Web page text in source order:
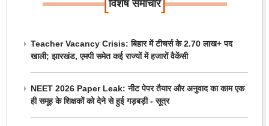
विशेष समाचार
Teacher Vacancy Crisis: बिहार में टीचर्स के 2.70 लाख+ पद
खाली; झारखंड, एमपी समेत कई राज्यों में हजारों वैकेंसी
NEET 2026 Paper Leak: नीट पेपर तैयार और अनुवाद का काम एक
ही समूह के शिक्षकों को देने से हुई गड़बड़ी - सूत्र